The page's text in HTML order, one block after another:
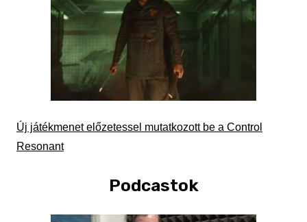
Új játékmenet előzetessel mutatkozott be a Control
Resonant
Podcastok